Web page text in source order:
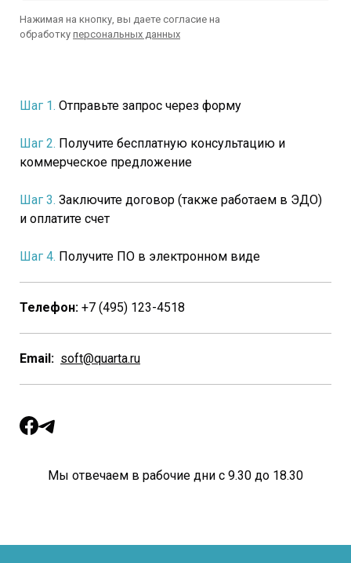
Шаг 1. Отправьте запрос через форму
Шаг 2. Получите бесплатную консультацию и
коммерческое предложение
Шаг 3. Заключите договор (также работаем в ЭДО)
и оплатите счет
Шаг 4. Получите ПО в электронном виде
Телефон: +7 (495) 123-4518
Email: soft@quarta.ru
Мы отвечаем в рабочие дни с 9.30 до 18.30
Нажимая на кнопку, вы даете согласие на
обработку персональных данных